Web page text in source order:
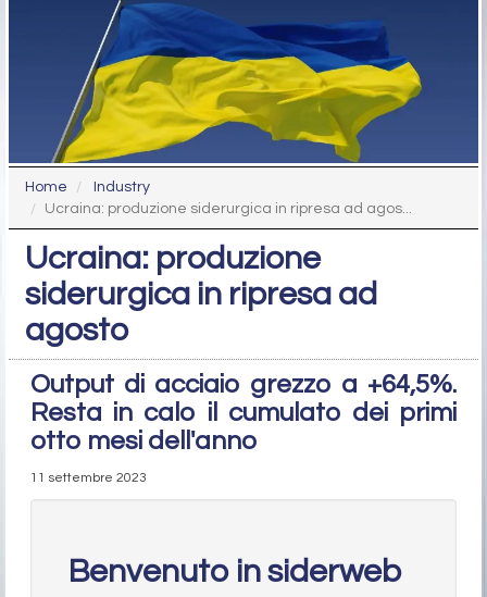
Home
Industry
Ucraina: produzione siderurgica in ripresa ad agos...
Ucraina: produzione
siderurgica in ripresa ad
agosto
Output di acciaio grezzo a +64,5%.
Resta in calo il cumulato dei primi
otto mesi dell'anno
11 settembre 2023
Benvenuto in siderweb